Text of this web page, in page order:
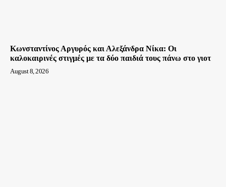
Κωνσταντίνος Αργυρός και Αλεξάνδρα Νίκα: Οι
καλοκαιρινές στιγμές με τα δύο παιδιά τους πάνω στο γιοτ
August 8, 2026